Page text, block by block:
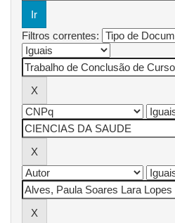
Filtros correntes: